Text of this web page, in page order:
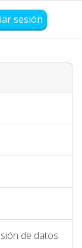
sesión
de datos